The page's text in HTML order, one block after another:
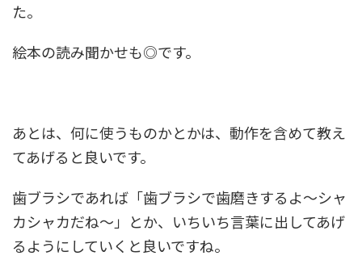
た。
絵本の読み聞かせも◎です。
あとは、何に使うものかとかは、動作を含めて教え
てあげると良いです。
歯ブラシであれば「歯ブラシで歯磨きするよ～シャ
カシャカだね～」とか、いちいち言葉に出してあげ
るようにしていくと良いですね。